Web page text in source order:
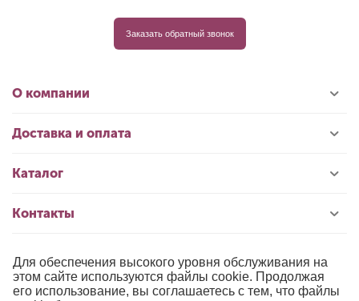
Заказать обратный звонок
О компании
Доставка и оплата
Каталог
Контакты
© 1996-2026 «РИОЛИС»
Для обеспечения высокого уровня обслуживания на
этом сайте используются файлы cookie. Продолжая
его использование, вы соглашаетесь с тем, что файлы